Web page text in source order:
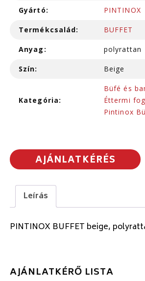
Gyártó: PINTINOX
Termékcsalád: BUFFET
Anyag: polyrattan
Szín: Beige
Kategória:
Büfé és
Éttermi
Pintinox
AJÁNLATKÉRÉS
Leírás
PINTINOX BUFFET beige,
AJÁNLATKÉRŐ LISTA